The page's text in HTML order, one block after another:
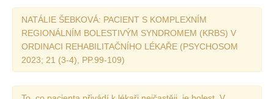
Vydání 1/ 2025
Vydání 3-4/ 2024
Vydání 1-2/ 2024
Vydání 3-4/ 2023
Vydání 1-2/ 2023
NATÁLIE ŠEBKOVÁ: PACIENT S KOMPLEXNÍM
REGIONÁLNÍM BOLESTIVÝM SYNDROMEM (KRBS) V
ORDINACI REHABILITAČNÍHO LÉKAŘE (PSYCHOSOM
2023; 21 (3-4), PP.99-109)